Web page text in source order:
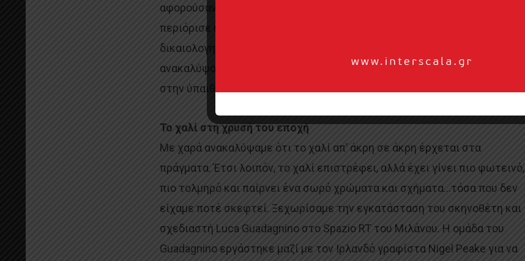
αφορούσαν περισσότερο οι ανέσεις μας μέσα στο σπίτι μιας και εκεί μας
περιόρισε η πανδημία, ήρθε η ώρα αυτό να αλλάξει. Τώρα πια υπάρχει μια
δικαιολογημένη ανάγκη να μεταφερθούμε εκτός σπιτιού, να
ανακαλύψουμε από μια νέα χώρα μέχρι να μεταφερθούμε στον κήπο ή
στην ύπαιθρο.
Το χαλί στη χρυσή του εποχή
Με χαρά ανακαλύψαμε ότι το χαλί απ’ άκρη σε άκρη έρχεται στα
πράγματα. Έτσι λοιπόν, το χαλί επιστρέφει, αλλά έχει γίνει πιο φωτεινό,
πιο τολμηρό και παίρνει ένα σωρό χρώματα και σχήματα…τόσα που δεν
είχαμε ποτέ σκεφτεί. Ξεχωρίσαμε την εγκατάσταση του σκηνοθέτη και
σχεδιαστή Luca Guadagnino στο Spazio RT του Μιλάνου. Η ομάδα του
Guadagnino εργάστηκε μαζί με τον Ιρλανδό γραφίστα Nigel Peake για να